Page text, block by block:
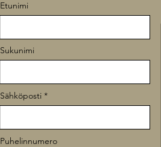
Etunimi
Sukunimi
Sähköposti
Puhelinnumero